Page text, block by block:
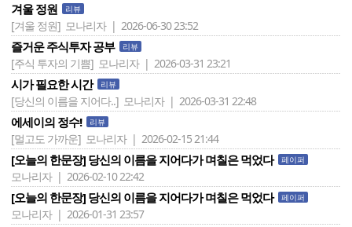
겨울 정원 리뷰
[겨울 정원] 모나리자 | 2026-06-30 23:52
즐거운 주식투자 공부 리뷰
[주식 투자의 기쁨] 모나리자 | 2026-03-31 23:21
시가 필요한 시간 리뷰
[당신의 이름을 지어다..] 모나리자 | 2026-03-31 22:48
에세이의 정수! 리뷰
[멀고도 가까운] 모나리자 | 2026-02-15 21:44
[오늘의 한문장] 당신의 이름을 지어다가 며칠은 먹었다 페이퍼
모나리자 | 2026-02-10 22:42
[오늘의 한문장] 당신의 이름을 지어다가 며칠은 먹었다 페이퍼
모나리자 | 2026-01-31 23:57